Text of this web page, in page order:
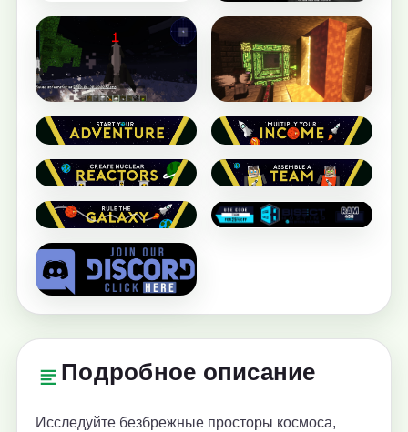
Подробное описание
Исследуйте безбрежные просторы космоса,